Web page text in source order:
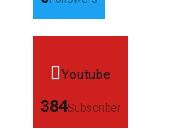
Youtube
384Subscriber